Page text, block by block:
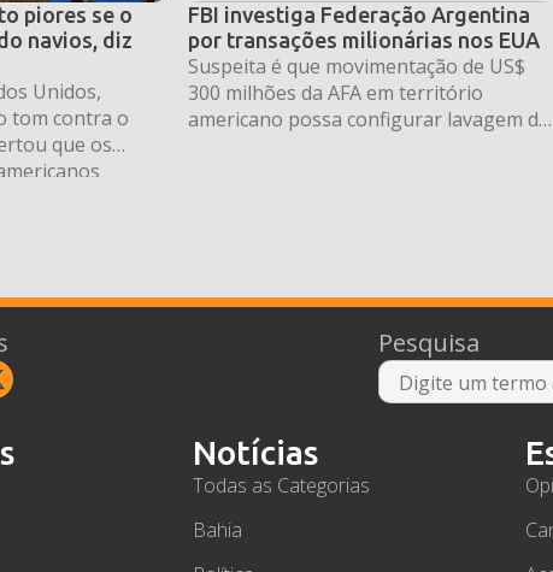
piores se o
navios, diz
Unidos,
tom contra o
que os
foi feito
FBI investiga Federação Argentina
por transações milionárias nos EUA
Suspeita é que movimentação de US$
300 milhões da AFA em território
americano possa configurar lavagem de
Pesquisa
Notícias
Todas as Categorias
Bahia